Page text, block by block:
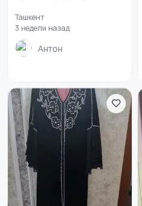
Ташкент
3 недели назад
Антон